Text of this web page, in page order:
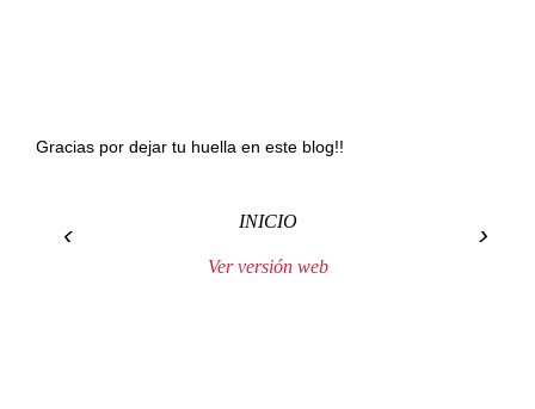
Gracias por dejar tu huella en este blog!!
‹ ›
INICIO
Ver versión web